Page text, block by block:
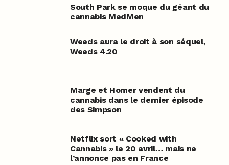
South Park se moque du géant du
cannabis MedMen
Weeds aura le droit à son séquel,
Weeds 4.20
Marge et Homer vendent du
cannabis dans le dernier épisode
des Simpson
Netflix sort « Cooked with
Cannabis » le 20 avril… mais ne
l’annonce pas en France